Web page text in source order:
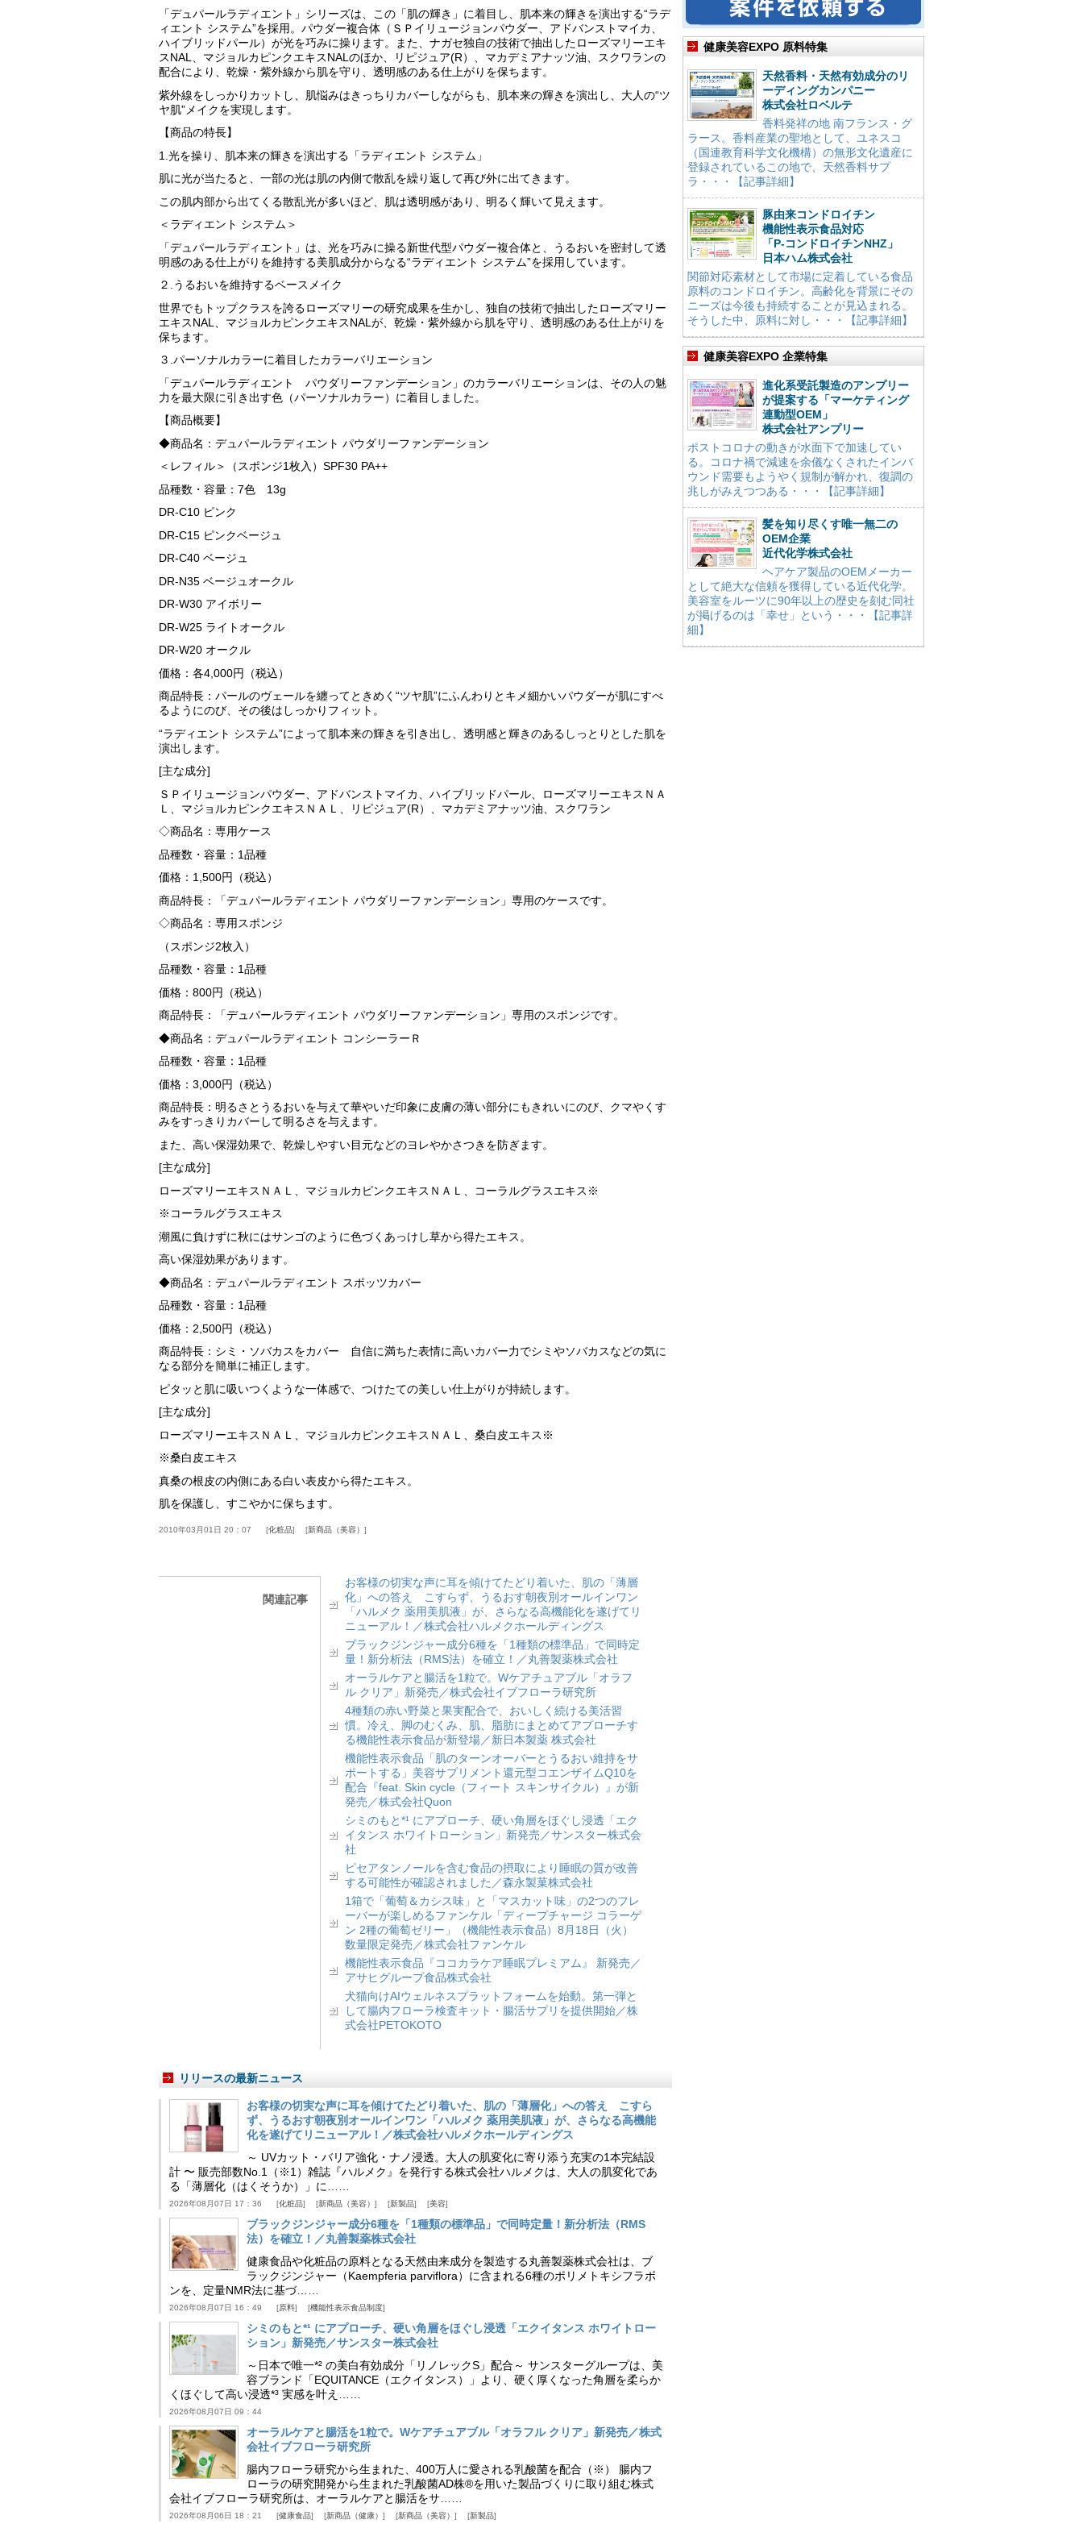
「デュパールラディエント」シリーズは、この「肌の輝き」に着目し、肌本来の輝きを演出する“ラデ
ィエント システム”を採用。パウダー複合体（ＳＰイリュージョンパウダー、アドバンストマイカ、
ハイブリッドパール）が光を巧みに操ります。また、ナガセ独自の技術で抽出したローズマリーエキ
スNAL、マジョルカピンクエキスNALのほか、リピジュア(R）、マカデミアナッツ油、スクワランの
配合により、乾燥・紫外線から肌を守り、透明感のある仕上がりを保ちます。
紫外線をしっかりカットし、肌悩みはきっちりカバーしながらも、肌本来の輝きを演出し、大人の“ツ
ヤ肌”メイクを実現します。
【商品の特長】
1.光を操り、肌本来の輝きを演出する「ラディエント システム」
肌に光が当たると、一部の光は肌の内側で散乱を繰り返して再び外に出てきます。
この肌内部から出てくる散乱光が多いほど、肌は透明感があり、明るく輝いて見えます。
＜ラディエント システム＞
「デュパールラディエント」は、光を巧みに操る新世代型パウダー複合体と、うるおいを密封して透
明感のある仕上がりを維持する美肌成分からなる“ラディエント システム”を採用しています。
２.うるおいを維持するベースメイク
世界でもトップクラスを誇るローズマリーの研究成果を生かし、独自の技術で抽出したローズマリー
エキスNAL、マジョルカピンクエキスNALが、乾燥・紫外線から肌を守り、透明感のある仕上がりを
保ちます。
３.パーソナルカラーに着目したカラーバリエーション
「デュパールラディエント パウダリーファンデーション」のカラーバリエーションは、その人の魅
力を最大限に引き出す色（パーソナルカラー）に着目しました。
【商品概要】
◆商品名：デュパールラディエント パウダリーファンデーション
＜レフィル＞（スポンジ1枚入）SPF30 PA++
品種数・容量：7色 13g
DR-C10 ピンク
DR-C15 ピンクベージュ
DR-C40 ベージュ
DR-N35 ベージュオークル
DR-W30 アイボリー
DR-W25 ライトオークル
DR-W20 オークル
価格：各4,000円（税込）
商品特長：パールのヴェールを纏ってときめく“ツヤ肌”にふんわりとキメ細かいパウダーが肌にすべ
るようにのび、その後はしっかりフィット。
“ラディエント システム”によって肌本来の輝きを引き出し、透明感と輝きのあるしっとりとした肌を
演出します。
[主な成分]
ＳＰイリュージョンパウダー、アドバンストマイカ、ハイブリッドパール、ローズマリーエキスＮＡ
Ｌ、マジョルカピンクエキスＮＡＬ、リピジュア(R）、マカデミアナッツ油、スクワラン
◇商品名：専用ケース
品種数・容量：1品種
価格：1,500円（税込）
商品特長：「デュパールラディエント パウダリーファンデーション」専用のケースです。
◇商品名：専用スポンジ
（スポンジ2枚入）
品種数・容量：1品種
価格：800円（税込）
商品特長：「デュパールラディエント パウダリーファンデーション」専用のスポンジです。
◆商品名：デュパールラディエント コンシーラーＲ
品種数・容量：1品種
価格：3,000円（税込）
商品特長：明るさとうるおいを与えて華やいだ印象に皮膚の薄い部分にもきれいにのび、クマやくす
みをすっきりカバーして明るさを与えます。
また、高い保湿効果で、乾燥しやすい目元などのヨレやかさつきを防ぎます。
[主な成分]
ローズマリーエキスＮＡＬ、マジョルカピンクエキスＮＡＬ、コーラルグラスエキス※
※コーラルグラスエキス
潮風に負けずに秋にはサンゴのように色づくあっけし草から得たエキス。
高い保湿効果があります。
◆商品名：デュパールラディエント スポッツカバー
品種数・容量：1品種
価格：2,500円（税込）
商品特長：シミ・ソバカスをカバー 自信に満ちた表情に高いカバー力でシミやソバカスなどの気に
なる部分を簡単に補正します。
ピタッと肌に吸いつくような一体感で、つけたての美しい仕上がりが持続します。
[主な成分]
ローズマリーエキスＮＡＬ、マジョルカピンクエキスＮＡＬ、桑白皮エキス※
※桑白皮エキス
真桑の根皮の内側にある白い表皮から得たエキス。
肌を保護し、すこやかに保ちます。
2010年03月01日 20：07 化粧品 新商品（美容）
関連記事
お客様の切実な声に耳を傾けてたどり着いた、肌の「薄層
化」への答え こすらず、うるおす朝夜別オールインワン
「ハルメク 薬用美肌液」が、さらなる高機能化を遂げてリ
ニューアル！／株式会社ハルメクホールディングス
ブラックジンジャー成分6種を「1種類の標準品」で同時定
量！新分析法（RMS法）を確立！／丸善製薬株式会社
オーラルケアと腸活を1粒で。Wケアチュアブル「オラフ
ル クリア」新発売／株式会社イブフローラ研究所
4種類の赤い野菜と果実配合で、おいしく続ける美活習
慣。冷え、脚のむくみ、肌、脂肪にまとめてアプローチす
る機能性表示食品が新登場／新日本製薬 株式会社
機能性表示食品「肌のターンオーバーとうるおい維持をサ
ポートする」美容サプリメント還元型コエンザイムQ10を
配合『feat. Skin cycle（フィート スキンサイクル）』が新
発売／株式会社Quon
シミのもと*¹ にアプローチ、硬い角層をほぐし浸透「エク
イタンス ホワイトローション」新発売／サンスター株式会
社
ピセアタンノールを含む食品の摂取により睡眠の質が改善
する可能性が確認されました／森永製菓株式会社
1箱で「葡萄＆カシス味」と「マスカット味」の2つのフレ
ーバーが楽しめるファンケル「ディープチャージ コラーゲ
ン 2種の葡萄ゼリー」（機能性表示食品）8月18日（火）
数量限定発売／株式会社ファンケル
機能性表示食品『ココカラケア睡眠プレミアム』 新発売／
アサヒグループ食品株式会社
犬猫向けAIウェルネスプラットフォームを始動。第一弾と
して腸内フローラ検査キット・腸活サプリを提供開始／株
式会社PETOKOTO
リリースの最新ニュース
お客様の切実な声に耳を傾けてたどり着いた、肌の「薄層化」への答え こすら
ず、うるおす朝夜別オールインワン「ハルメク 薬用美肌液」が、さらなる高機能
化を遂げてリニューアル！／株式会社ハルメクホールディングス
～ UVカット・バリア強化・ナノ浸透。大人の肌変化に寄り添う充実の1本完結設
計 〜 販売部数No.1（※1）雑誌『ハルメク』を発行する株式会社ハルメクは、大人の肌変化であ
る「薄層化（はくそうか）」に……
2026年08月07日 17：36 化粧品 新商品（美容） 新製品 美容
ブラックジンジャー成分6種を「1種類の標準品」で同時定量！新分析法（RMS
法）を確立！／丸善製薬株式会社
健康食品や化粧品の原料となる天然由来成分を製造する丸善製薬株式会社は、ブ
ラックジンジャー（Kaempferia parviflora）に含まれる6種のポリメトキシフラボ
ンを、定量NMR法に基づ……
2026年08月07日 16：49 原料 機能性表示食品制度
シミのもと*¹ にアプローチ、硬い角層をほぐし浸透「エクイタンス ホワイトロー
ション」新発売／サンスター株式会社
～日本で唯一*² の美白有効成分「リノレックS」配合～ サンスターグループは、美
容ブランド「EQUITANCE（エクイタンス）」より、硬く厚くなった角層を柔らか
くほぐして高い浸透*³ 実感を叶え……
2026年08月07日 09：44
オーラルケアと腸活を1粒で。Wケアチュアブル「オラフル クリア」新発売／株式
会社イブフローラ研究所
腸内フローラ研究から生まれた、400万人に愛される乳酸菌を配合（※） 腸内フ
ローラの研究開発から生まれた乳酸菌AD株®を用いた製品づくりに取り組む株式
会社イブフローラ研究所は、オーラルケアと腸活をサ……
2026年08月06日 18：21 健康食品 新商品（健康） 新商品（美容） 新製品
健康美容EXPO 原料特集
天然香料・天然有効成分のリ
ーディングカンパニー
株式会社ロベルテ
香料発祥の地 南フランス・グ
ラース。香料産業の聖地として、ユネスコ
（国連教育科学文化機構）の無形文化遺産に
登録されているこの地で、天然香料サプ
ラ・・・【記事詳細】
豚由来コンドロイチン
機能性表示食品対応
「P-コンドロイチンNHZ」
日本ハム株式会社
関節対応素材として市場に定着している食品
原料のコンドロイチン。高齢化を背景にその
ニーズは今後も持続することが見込まれる。
そうした中、原料に対し・・・【記事詳細】
健康美容EXPO 企業特集
進化系受託製造のアンプリー
が提案する「マーケティング
連動型OEM」
株式会社アンプリー
ポストコロナの動きが水面下で加速してい
る。コロナ禍で減速を余儀なくされたインバ
ウンド需要もようやく規制が解かれ、復調の
兆しがみえつつある・・・【記事詳細】
髪を知り尽くす唯一無二の
OEM企業
近代化学株式会社
ヘアケア製品のOEMメーカー
として絶大な信頼を獲得している近代化学。
美容室をルーツに90年以上の歴史を刻む同社
が掲げるのは「幸せ」という・・・【記事詳
細】